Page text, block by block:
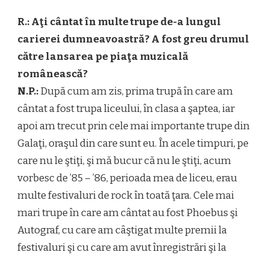
R.: Aţi cântat în multe trupe de-a lungul
carierei dumneavoastră? A fost greu drumul
către lansarea pe piaţa muzicală
românească?
N.P.:După cum am zis, prima trupă în care am
cântat a fost trupa liceului, în clasa a şaptea, iar
apoi am trecut prin cele mai importante trupe din
Galaţi, oraşul din care sunt eu. În acele timpuri, pe
care nu le ştiţi, şi mă bucur că nu le ştiţi, acum
vorbesc de ’85 – ’86, perioada mea de liceu, erau
multe festivaluri de rock în toată ţara. Cele mai
mari trupe în care am cântat au fost Phoebus şi
Autograf, cu care am câştigat multe premii la
festivaluri şi cu care am avut înregistrări şi la